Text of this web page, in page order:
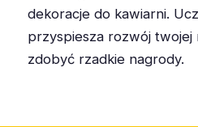
dekoracje do kawiarni.
przyspiesza rozwój twojej
zdobyć rzadkie nagrody.